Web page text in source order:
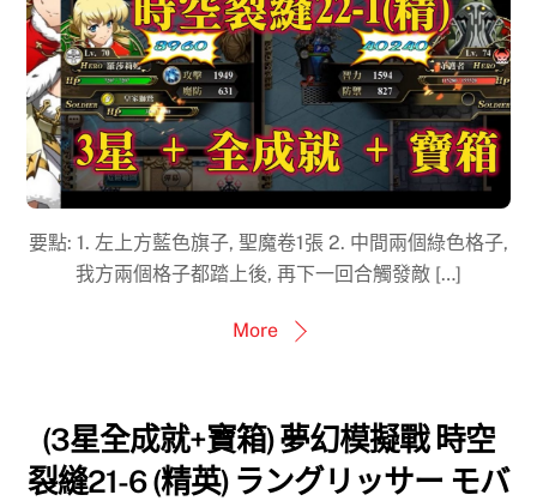
要點: 1. 左上方藍色旗子, 聖魔卷1張 2. 中間兩個綠色格子,
我方兩個格子都踏上後, 再下一回合觸發敵 […]
More
(3星全成就+寶箱) 夢幻模擬戰 時空
裂縫21-6 (精英) ラングリッサー モバ